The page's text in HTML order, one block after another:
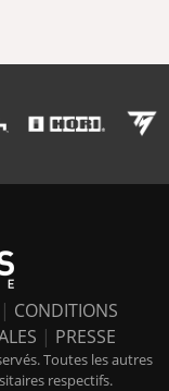
| CONDITIONS
| PRESSE
Toutes les autres
respectifs.